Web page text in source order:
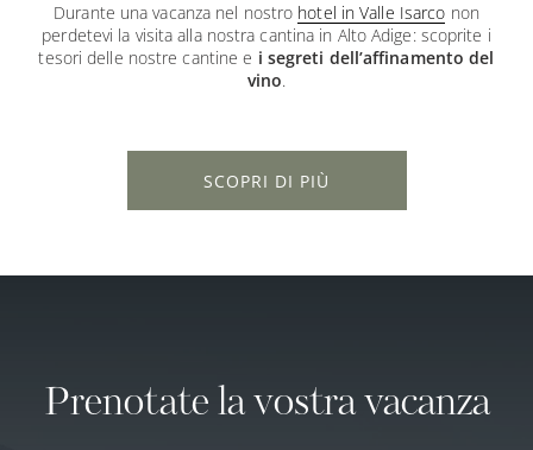
Durante una vacanza nel nostro hotel in Valle Isarco non
perdetevi la visita alla nostra cantina in Alto Adige: scoprite i
tesori delle nostre cantine e i segreti dell’affinamento del
vino.
SCOPRI DI PIÙ
Prenotate la vostra vacanza